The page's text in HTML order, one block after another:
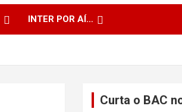
INTER POR AÍ…
Curta o BAC